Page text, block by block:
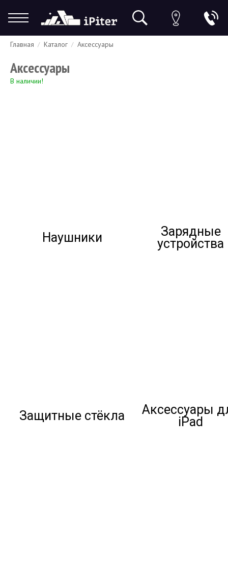
Гарантия Доставка и оплата
Главная Каталог Аксессуары
Аксессуары
В наличии!
Наушники
Зарядные
устройства
Защитные стёкла
Аксессуары
iPad